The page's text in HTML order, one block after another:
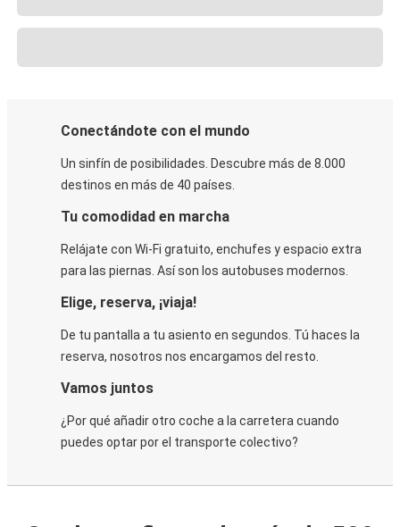
Conectándote con el mundo
Un sinfín de posibilidades. Descubre más de 8.000
destinos en más de 40 países.
Tu comodidad en marcha
Relájate con Wi-Fi gratuito, enchufes y espacio extra
para las piernas. Así son los autobuses modernos.
Elige, reserva, ¡viaja!
De tu pantalla a tu asiento en segundos. Tú haces la
reserva, nosotros nos encargamos del resto.
Vamos juntos
¿Por qué añadir otro coche a la carretera cuando
puedes optar por el transporte colectivo?